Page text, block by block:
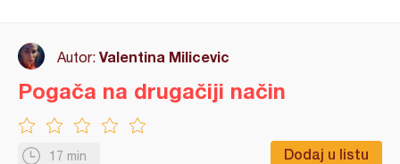
Autor: Valentina Milicevic
17 min Dodaj u listu
Pogača na drugačiji način